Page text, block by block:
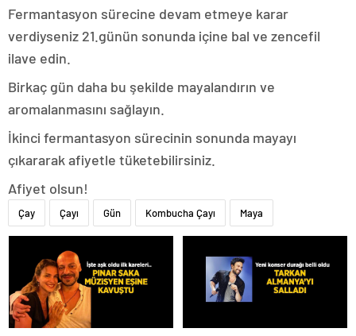
Fermantasyon sürecine devam etmeye karar
verdiyseniz 21.günün sonunda içine bal ve zencefil
ilave edin.
Birkaç gün daha bu şekilde mayalandırın ve
aromalanmasını sağlayın.
İkinci fermantasyon sürecinin sonunda mayayı
çıkararak afiyetle tüketebilirsiniz.
Afiyet olsun!
Çay Çayı Gün Kombucha Çayı Maya